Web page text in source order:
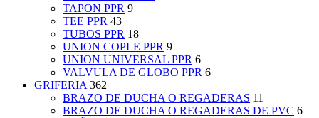
TAPON PPR 9
TEE PPR 43
TUBOS PPR 18
UNION COPLE PPR 9
UNION UNIVERSAL PPR 6
VALVULA DE GLOBO PPR 6
GRIFERIA 362
BRAZO DE DUCHA O REGADERAS 11
BRAZO DE DUCHA O REGADERAS DE PVC 6